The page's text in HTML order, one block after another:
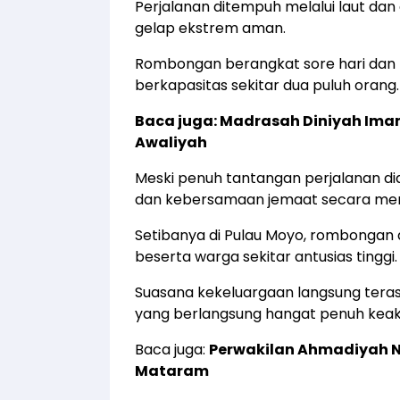
Perjalanan ditempuh melalui laut
gelap ekstrem aman.
Rombongan berangkat sore hari
berkapasitas sekitar dua puluh orang.
Baca juga:Madrasah Diniyah
Awaliyah
Meski penuh tantangan perjalanan
dan kebersamaan jemaat secara
Setibanya di Pulau Moyo,
beserta warga sekitar antusias tinggi.
Suasana kekeluargaan langsung
yang berlangsung hangat penuh
Baca juga: Perwakilan Ahmadiyah
Mataram